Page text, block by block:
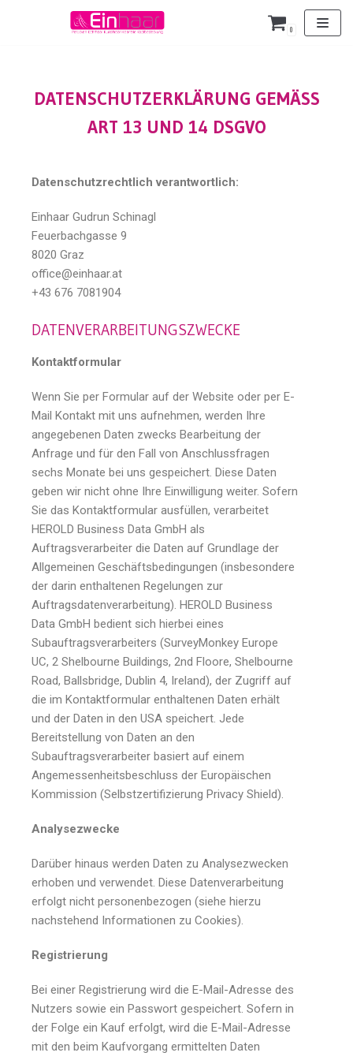
0
DATENSCHUTZERKLÄRUNG GEMÄSS A
RT 13 UND 14 DSGVO
Datenschutzrechtlich verantwortlich:
Einhaar Gudrun Schinagl
Feuerbachgasse 9
8020 Graz
office@einhaar.at
+43 676 7081904
DATENVERARBEITUNGSZWECKE
Kontaktformular
Wenn Sie per Formular auf der Website oder per E-
Mail Kontakt mit uns aufnehmen, werden Ihre
angegebenen Daten zwecks Bearbeitung der
Anfrage und für den Fall von Anschlussfragen
sechs Monate bei uns gespeichert. Diese Daten
geben wir nicht ohne Ihre Einwilligung weiter. Sofern
Sie das Kontaktformular ausfüllen, verarbeitet
HEROLD Business Data GmbH als
Auftragsverarbeiter die Daten auf Grundlage der
Allgemeinen Geschäftsbedingungen (insbesondere
der darin enthaltenen Regelungen zur
Auftragsdatenverarbeitung). HEROLD Business
Data GmbH bedient sich hierbei eines
Subauftragsverarbeiters (SurveyMonkey Europe
UC, 2 Shelbourne Buildings, 2nd Floore, Shelbourne
Road, Ballsbridge, Dublin 4, Ireland), der Zugriff auf
die im Kontaktformular enthaltenen Daten erhält
und der Daten in den USA speichert. Jede
Bereitstellung von Daten an den
Subauftragsverarbeiter basiert auf einem
Angemessenheitsbeschluss der Europäischen
Kommission (Selbstzertifizierung Privacy Shield).
Analysezwecke
Darüber hinaus werden Daten zu Analysezwecken
erhoben und verwendet. Diese Datenverarbeitung
erfolgt nicht personenbezogen (siehe hierzu
nachstehend Informationen zu Cookies).
Registrierung
Bei einer Registrierung wird die E-Mail-Adresse des
Nutzers sowie ein Passwort gespeichert. Sofern in
der Folge ein Kauf erfolgt, wird die E-Mail-Adresse
mit den beim Kaufvorgang ermittelten Daten